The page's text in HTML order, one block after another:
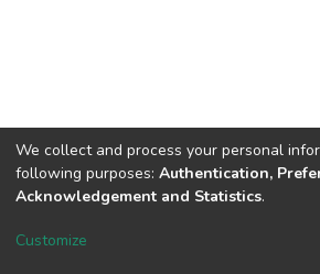
Dspace & Volodymyr Dahl East
We collect and process your personal
following purposes: Authentication,
Acknowledgement and Statistics.
Customize